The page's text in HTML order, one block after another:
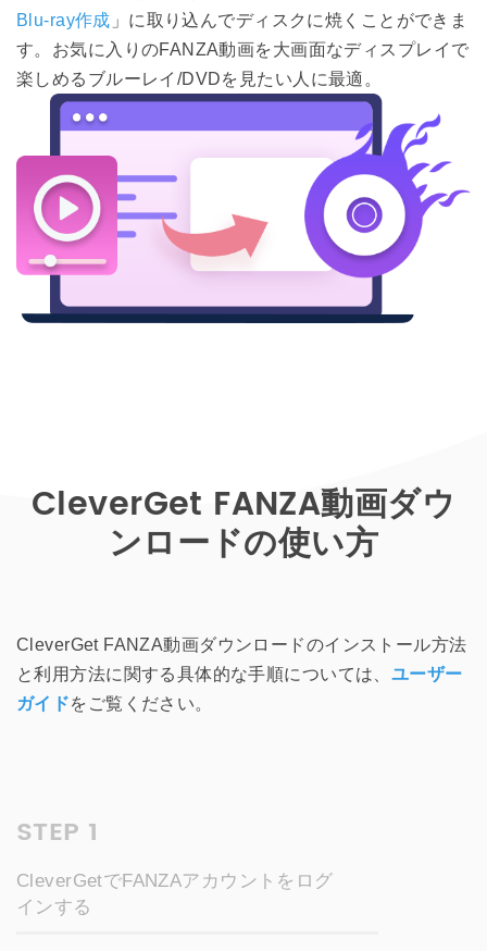
Blu-ray作成 」に取り込んでディスクに焼くことができま
す。お気に入りのFANZA動画を大画面なディスプレイで
楽しめるブルーレイ/DVDを見たい人に最適。
CleverGet FANZA動画ダウ
ンロードの使い方
CleverGet FANZA動画ダウンロードのインストール方法
と利用方法に関する具体的な手順については、 ユーザー
ガイドをご覧ください。
STEP 1
CleverGetでFANZAアカウントをログ
インする